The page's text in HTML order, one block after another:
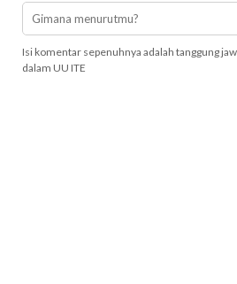
Isi komentar sepenuhnya adalah tanggung
dalam UU ITE